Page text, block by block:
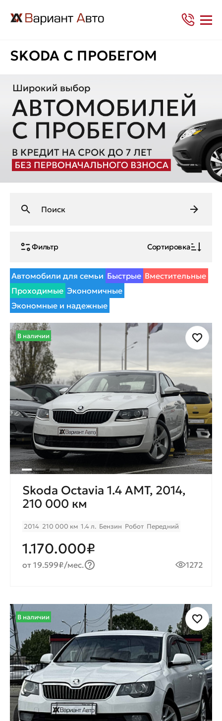
SKODA С ПРОБЕГОМ
Фильтр Сортировка
Автомобили для семьи Быстрые Вместительные
Проходимые Экономичные
Экономные и надежные
В наличии
Skoda Octavia 1.4 AMT, 2014,
210 000 км
2014 210 000 км 1.4 л. Бензин Робот Передний
1.170.000₽
от 19.599₽/мес. 1272
В наличии